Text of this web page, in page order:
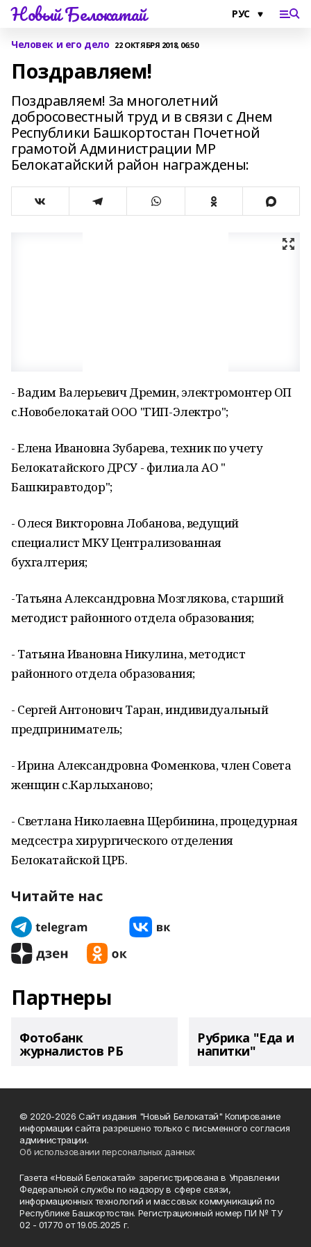
Новый Белокатай
Человек и его дело 22 ОКТЯБРЯ 2018, 06:50
Поздравляем!
Поздравляем! За многолетний
добросовестный труд и в связи с Днем
Республики Башкортостан Почетной
грамотой Администрации МР
Белокатайский район награждены:
- Вадим Валерьевич Дремин, электромонтер ОП
с.Новобелокатай ООО "ГИП-Электро";
- Елена Ивановна Зубарева, техник по учету
Белокатайского ДРСУ - филиала АО "
Башкиравтодор";
- Олеся Викторовна Лобанова, ведущий
специалист МКУ Централизованная
бухгалтерия;
-Татьяна Александровна Мозглякова, старший
методист районного отдела образования;
- Татьяна Ивановна Никулина, методист
районного отдела образования;
- Сергей Антонович Таран, индивидуальный
предприниматель;
- Ирина Александровна Фоменкова, член Совета
женщин с.Карлыханово;
- Светлана Николаевна Щербинина, процедурная
медсестра хирургического отделения
Белокатайской ЦРБ.
Читайте нас
Партнеры
Фотобанк
журналистов РБ
Рубрика "Еда и
напитки"
© 2020-2026 Сайт издания "Новый Белокатай" Копирование
информации сайта разрешено только с письменного согласия
администрации.
Об использовании персональных данных
Газета «Новый Белокатай» зарегистрирована в Управлении
Федеральной службы по надзору в сфере связи,
информационных технологий и массовых коммуникаций по
Республике Башкортостан. Регистрационный номер ПИ № ТУ
02 - 01770 от 19.05.2025 г.